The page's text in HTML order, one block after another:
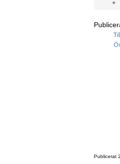
Publicerat